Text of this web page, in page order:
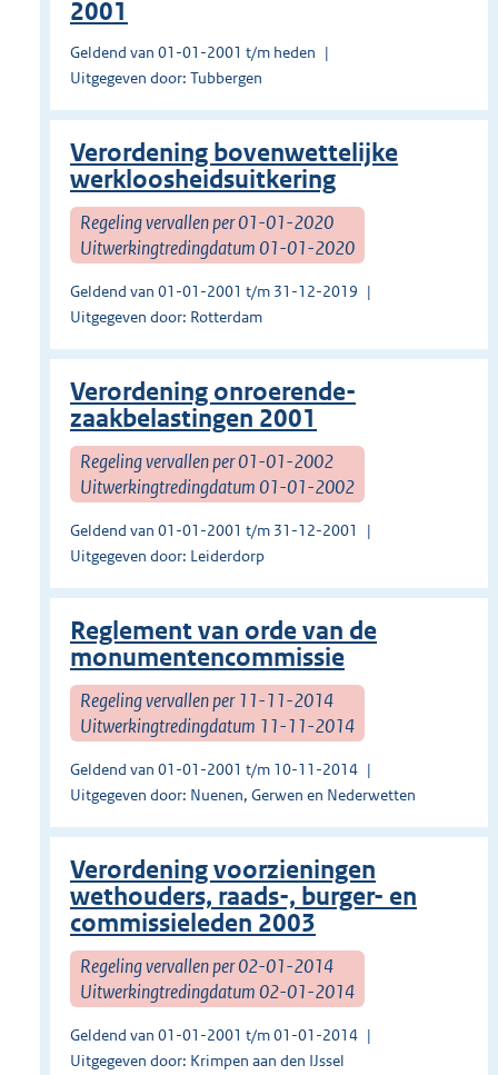
2001
Geldend van 01-01-2001 t/m heden
Uitgegeven door: Tubbergen
Verordening bovenwettelijke
werkloosheidsuitkering
Regeling vervallen per 01-01-2020
Uitwerkingtredingdatum 01-01-2020
Geldend van 01-01-2001 t/m 31-12-2019
Uitgegeven door: Rotterdam
Verordening onroerende-
zaakbelastingen 2001
Regeling vervallen per 01-01-2002
Uitwerkingtredingdatum 01-01-2002
Geldend van 01-01-2001 t/m 31-12-2001
Uitgegeven door: Leiderdorp
Reglement van orde van de
monumentencommissie
Regeling vervallen per 11-11-2014
Uitwerkingtredingdatum 11-11-2014
Geldend van 01-01-2001 t/m 10-11-2014
Uitgegeven door: Nuenen, Gerwen en Nederwetten
Verordening voorzieningen
wethouders, raads-, burger- en
commissieleden 2003
Regeling vervallen per 02-01-2014
Uitwerkingtredingdatum 02-01-2014
Geldend van 01-01-2001 t/m 01-01-2014
Uitgegeven door: Krimpen aan den IJssel